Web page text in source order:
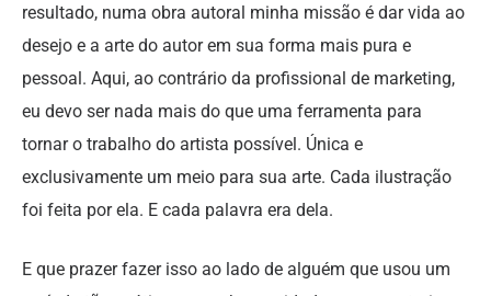
resultado, numa obra autoral minha missão é dar vida ao
desejo e a arte do autor em sua forma mais pura e
pessoal. Aqui, ao contrário da profissional de marketing,
eu devo ser nada mais do que uma ferramenta para
tornar o trabalho do artista possível. Única e
exclusivamente um meio para sua arte. Cada ilustração
foi feita por ela. E cada palavra era dela.
E que prazer fazer isso ao lado de alguém que usou um